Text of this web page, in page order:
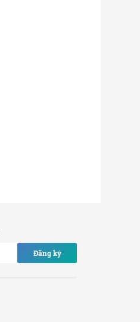
Đăng ký